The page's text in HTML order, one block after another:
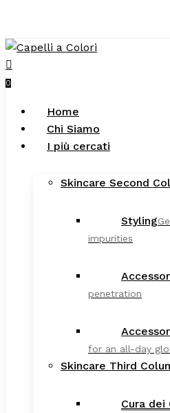
main
content
search
0
Home
Chi Siamo
I più cercati
Skincare Second
Styling
impurities
penetration
for an all-day
Skincare Third
Cura dei